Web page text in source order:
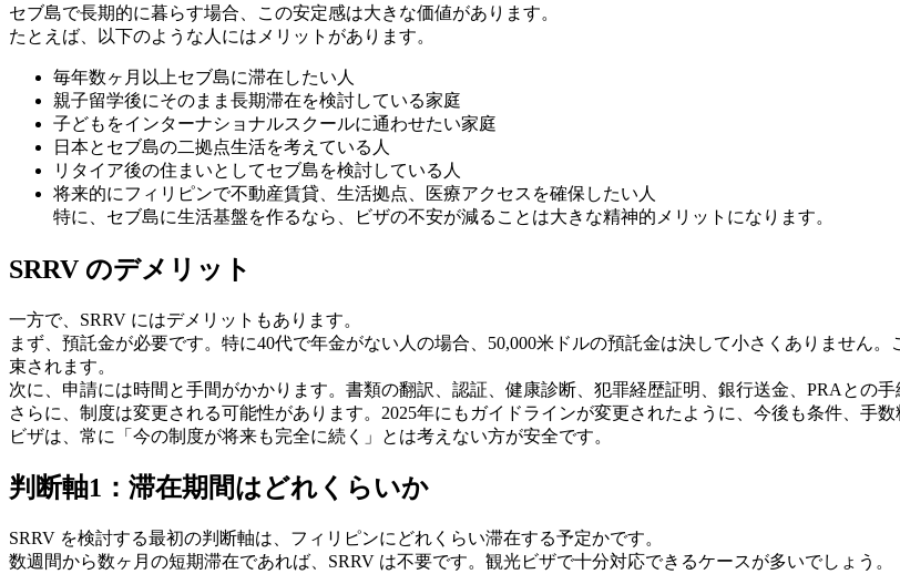
セブ島で長期的に暮らす場合、この安定感は大きな価値があります。
たとえば、以下のような人にはメリットがあります。
毎年数ヶ月以上セブ島に滞在したい人
親子留学後にそのまま長期滞在を検討している家庭
子どもをインターナショナルスクールに通わせたい家庭
日本とセブ島の二拠点生活を考えている人
リタイア後の住まいとしてセブ島を検討している人
将来的にフィリピンで不動産賃貸、生活拠点、医療アクセスを確保したい人
特に、セブ島に生活基盤を作るなら、ビザの不安が減ることは大きな精神的メリットになります。
SRRV のデメリット
一方で、SRRV にはデメリットもあります。
まず、預託金が必要です。特に40代で年金がない人の場合、50,000米ドルの預託金は決して小さくありません
束されます。
次に、申請には時間と手間がかかります。書類の翻訳、認証、健康診断、犯罪経歴証明、銀行送金、PRAとの
さらに、制度は変更される可能性があります。2025年にもガイドラインが変更されたように、今後も条件、手
ビザは、常に「今の制度が将来も完全に続く」とは考えない方が安全です。
判断軸1：滞在期間はどれくらいか
SRRV を検討する最初の判断軸は、フィリピンにどれくらい滞在する予定かです。
数週間から数ヶ月の短期滞在であれば、SRRV は不要です。観光ビザで十分対応できるケースが多いでしょう。